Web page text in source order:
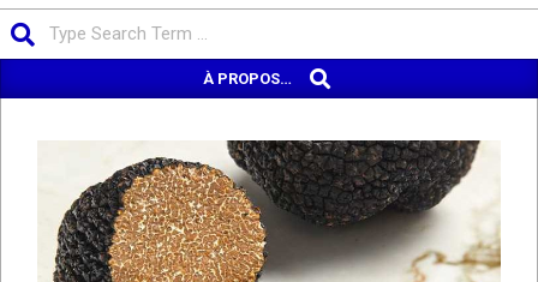
Navigation
À PROPOS…
SEARCH